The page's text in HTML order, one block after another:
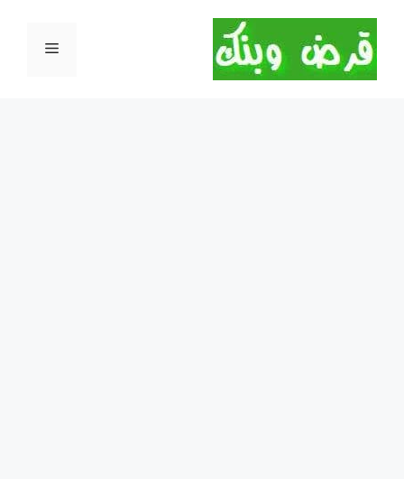
المحتوى
القائمة